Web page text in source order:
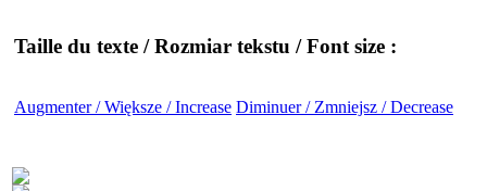
Taille du texte / Rozmiar tekstu / Font size :
Augmenter / Większe / Increase Diminuer / Zmniejsz / Decrease